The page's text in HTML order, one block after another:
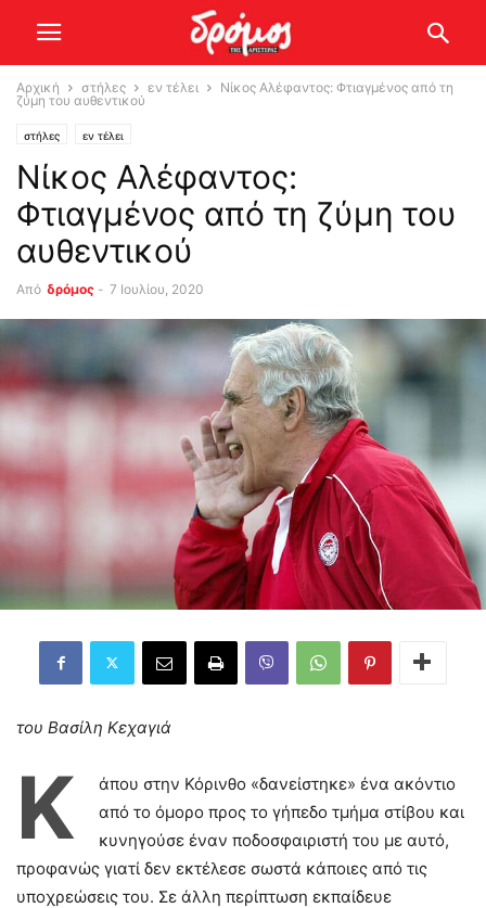
Αρχική στήλες εν τέλει
Νίκος Αλέφαντος: Φτιαγμένος από τη
ζύμη του αυθεντικού
στήλες εν τέλει
Νίκος Αλέφαντος:
Φτιαγμένος από τη ζύμη του
αυθεντικού
Από δρόμος - 7 Ιουλίου, 2020
του Βασίλη Κεχαγιά
Κ
άπου στην Κόρινθο «δανείστηκε» ένα ακόντιο
από το όμορο προς το γήπεδο τμήμα στίβου και
κυνηγούσε έναν ποδοσφαιριστή του με αυτό,
προφανώς γιατί δεν εκτέλεσε σωστά κάποιες από τις
υποχρεώσεις του. Σε άλλη περίπτωση εκπαίδευε